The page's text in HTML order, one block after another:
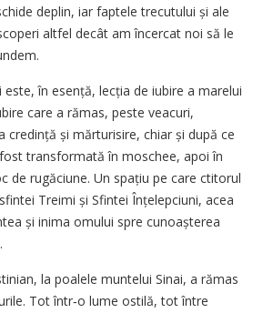
deplin, iar faptele trecutului și ale
altfel decât am încercat noi să le
în esență, lecția de iubire a marelui
care a rămas, peste veacuri,
credință și mărturisire, chiar și după ce
transformată în moschee, apoi în
de rugăciune. Un spațiu pe care ctitorul
Treimi și Sfintei Înțelepciuni, acea
și inima omului spre cunoașterea
la poalele muntelui Sinai, a rămas
Tot într‑o lume ostilă, tot între